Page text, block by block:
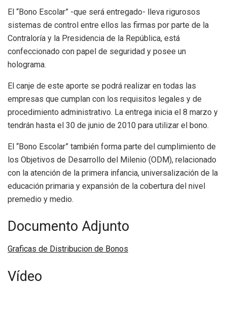
El “Bono Escolar” -que será entregado- lleva rigurosos
sistemas de control entre ellos las firmas por parte de la
Contraloría y la Presidencia de la República, está
confeccionado con papel de seguridad y posee un
holograma.
El canje de este aporte se podrá realizar en todas las
empresas que cumplan con los requisitos legales y de
procedimiento administrativo. La entrega inicia el 8 marzo y
tendrán hasta el 30 de junio de 2010 para utilizar el bono.
El “Bono Escolar” también forma parte del cumplimiento de
los Objetivos de Desarrollo del Milenio (ODM), relacionado
con la atención de la primera infancia, universalización de la
educación primaria y expansión de la cobertura del nivel
premedio y medio.
Documento Adjunto
Graficas de Distribucion de Bonos
Vídeo